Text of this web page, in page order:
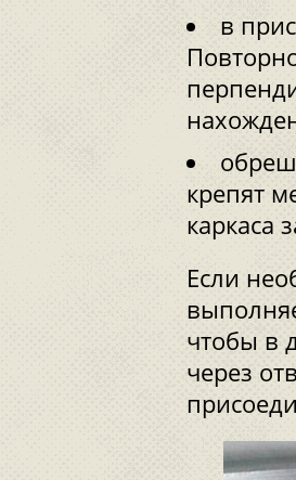
в
крепят
каркаса
Если
чтобы в
через